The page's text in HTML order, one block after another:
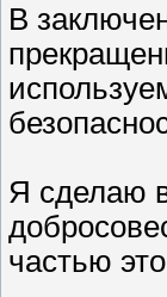
В
Я сделаю
частью